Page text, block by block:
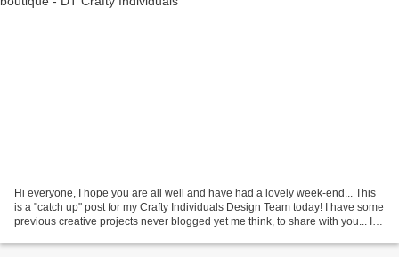
Hi everyone, I hope you are all well and have had a lovely week-end... This
is a "catch up" post for my Crafty Individuals Design Team today! I have some
previous creative projects never blogged yet me think, to share with you... If